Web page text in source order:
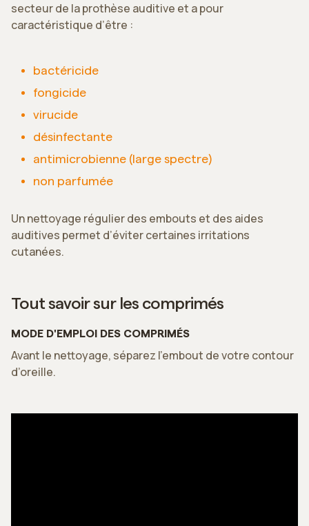
secteur de la prothèse auditive et a pour
caractéristique d’être :
bactéricide
fongicide
virucide
désinfectante
antimicrobienne (large spectre)
non parfumée
Un nettoyage régulier des embouts et des aides
auditives permet d’éviter certaines irritations
cutanées.
Tout savoir sur les comprimés
MODE D'EMPLOI DES COMPRIMÉS
Avant le nettoyage, séparez l’embout de votre contour
d’oreille.